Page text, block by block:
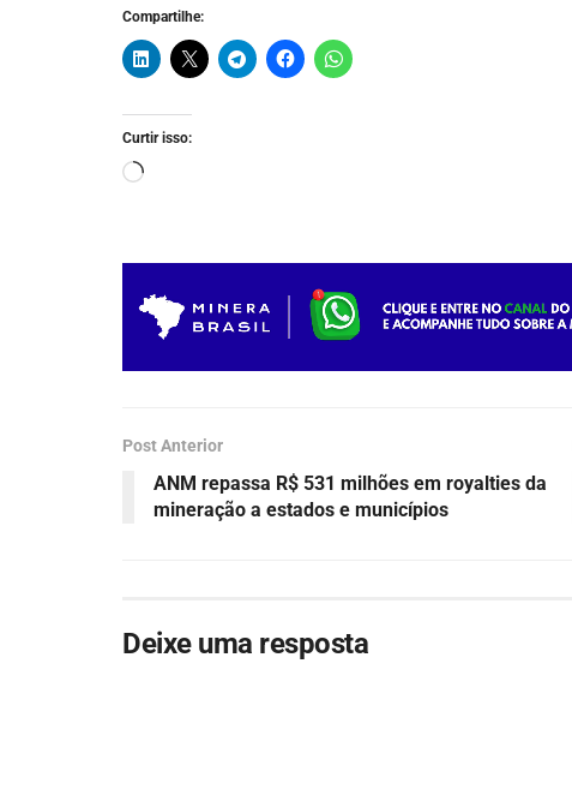
Compartilhe:
Curtir isso:
Post Anterior
ANM repassa R$ 531 milhões em royalties da
mineração a estados e municípios
Deixe uma resposta